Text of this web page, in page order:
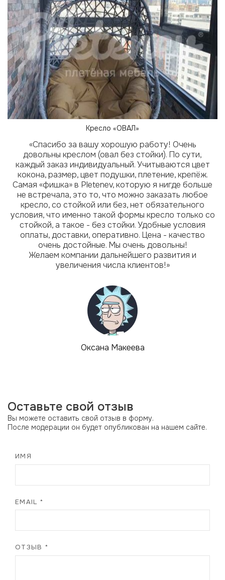
Кресло «ОВАЛ»
«Спасибо за вашу хорошую работу! Очень
довольны креслом (овал без стойки). По сути,
каждый заказ индивидуальный. Учитываются цвет
кокона, размер, цвет подушки, плетение, крепёж.
Самая «фишка» в Pletenev, которую я нигде больше
не встречала, это то, что можно заказать любое
кресло, со стойкой или без, нет обязательного
условия, что именно такой формы кресло только со
стойкой, а такое - без стойки. Удобные условия
оплаты, доставки, оперативно. Цена - качество
очень достойные. Мы очень довольны!
Желаем компании дальнейшего развития и
увеличения числа клиентов!»
Оксана Макеева
Оставьте свой отзыв
Вы можете оставить свой отзыв в форму.
После модерации он будет опубликован на нашем сайте.
ИМЯ
EMAIL *
ОТЗЫВ *